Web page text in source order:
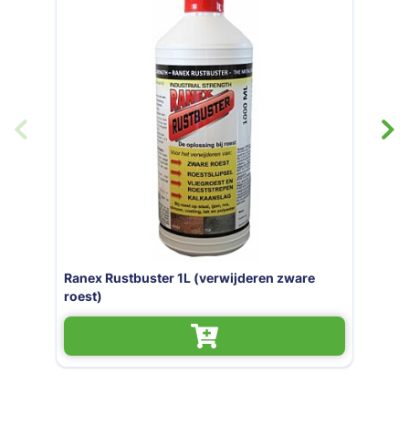
(verwijderen zware
Ranex Rustbuster 4L